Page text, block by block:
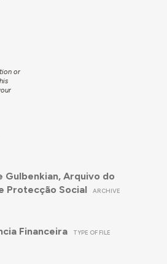
or
Gulbenkian, Arquivo do
Protecção Social
ARCHIVE
Financeira TYPE OF FILE